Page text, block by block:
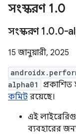
সংস্করণ 1.0
সংস্করণ 1.0.0-
15 জানুয়ারী, 2025
alpha01
কমিট রয়েছে।
এই
ব্যবহারের জন্য